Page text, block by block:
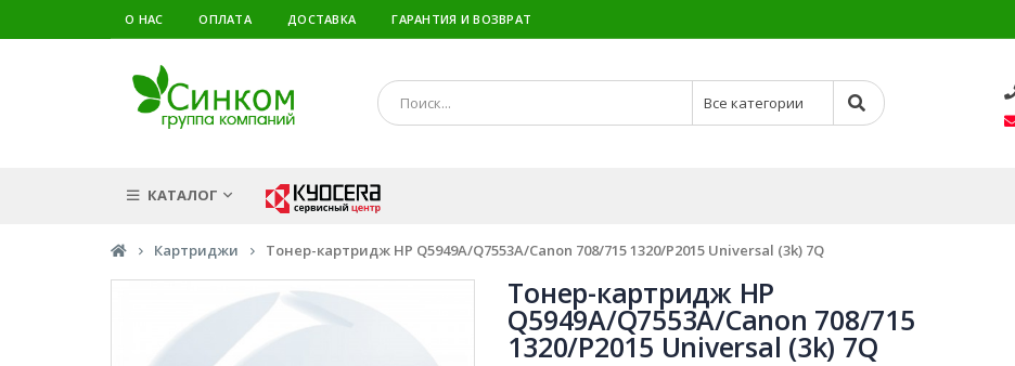
О НАС ОПЛАТА ДОСТАВКА ГАРАНТИЯ И ВОЗВРАТ
КАТАЛОГ
Картриджи Тонер-картридж HP Q5949A/Q7553A/Canon 708/715 1320/P2015 Universal (3k) 7Q
Тонер-картридж HP
Q5949A/Q7553A/Canon 708/715
1320/P2015 Universal (3k) 7Q